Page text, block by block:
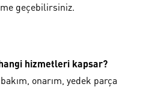
geçebilirsiniz.
hizmetleri kapsar?
, bakım, onarım, yedek parça